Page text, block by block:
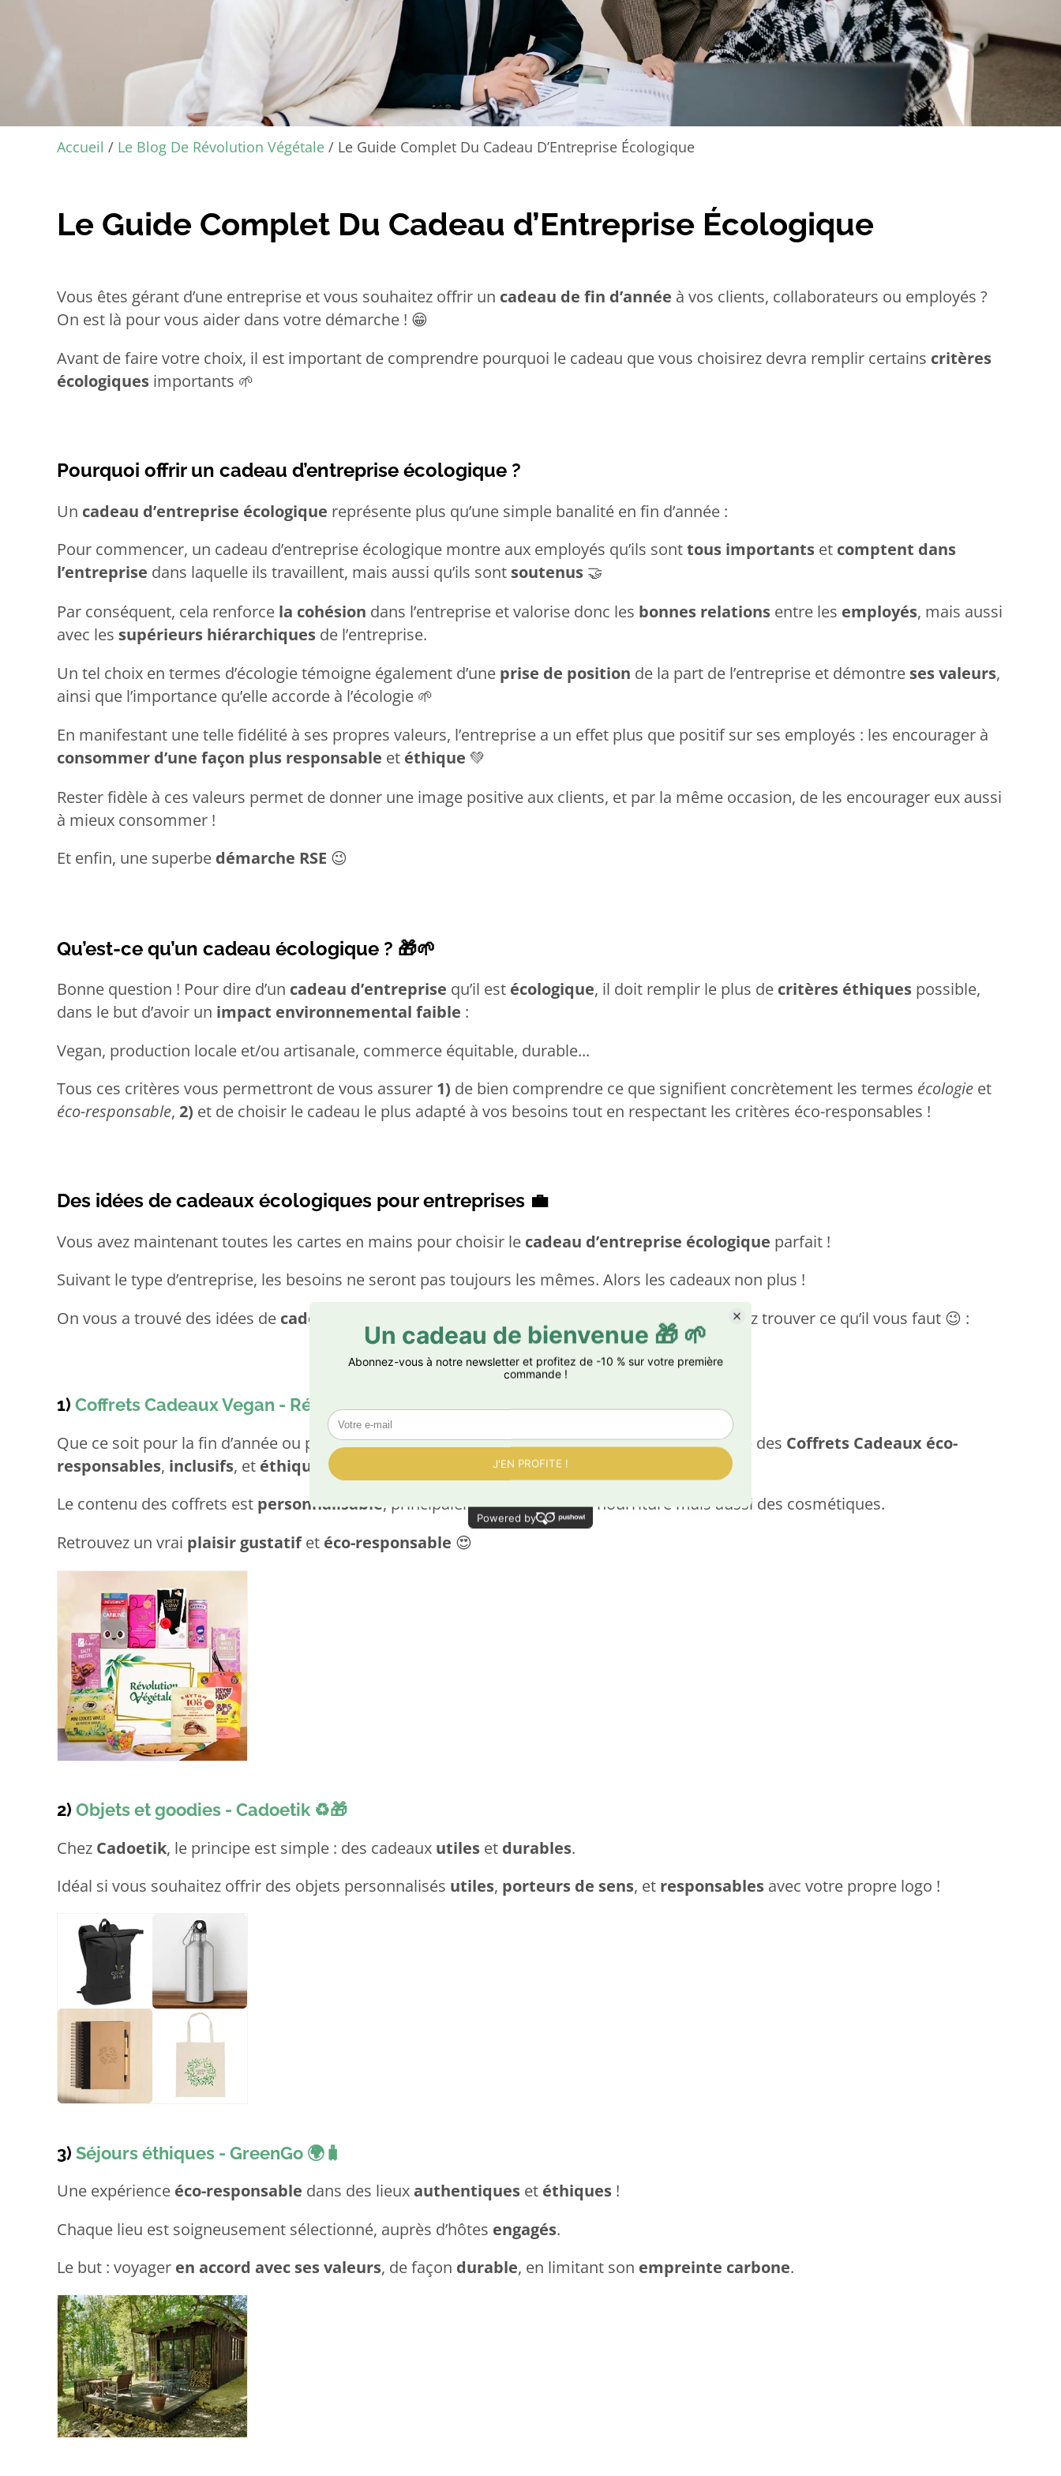
Accueil / Le Blog De Révolution Végétale / Le Guide Complet Du Cadeau D’Entreprise Écologique
Le Guide Complet Du Cadeau d’Entreprise Écologique
Vous êtes gérant d’une entreprise et vous souhaitez offrir un cadeau de fin d’année à vos clients, collaborateurs ou employés ?
On est là pour vous aider dans votre démarche ! 😁
Avant de faire votre choix, il est important de comprendre pourquoi le cadeau que vous choisirez devra remplir certains critères
écologiques importants 🌱
Pourquoi offrir un cadeau d’entreprise écologique ?
Un cadeau d’entreprise écologique représente plus qu’une simple banalité en fin d’année :
Pour commencer, un cadeau d’entreprise écologique montre aux employés qu’ils sonttous importants et comptent dans
l’entreprise dans laquelle ils travaillent, mais aussi qu’ils sont soutenus 🤝
Par conséquent, cela renforce la cohésion dans l’entreprise et valorise donc les bonnes relations entre les employés, mais aussi
avec les supérieurs hiérarchiques de l’entreprise.
Un tel choix en termes d’écologie témoigne également d’une prise de position de la part de l’entreprise et démontre ses valeurs,
ainsi que l’importance qu’elle accorde à l’écologie 🌱
En manifestant une telle fidélité à ses propres valeurs, l’entreprise a un effet plus que positif sur ses employés : les encourager à
consommer d’une façon plus responsable et éthique 💚
Rester fidèle à ces valeurs permet de donner une image positive aux clients, et par la même occasion, de les encourager eux aussi
à mieux consommer !
Et enfin, une superbe démarche RSE 😉
Qu’est-ce qu’un cadeau écologique ? 🎁🌱
Bonne question ! Pour dire d’un cadeau d’entreprise qu’il est écologique, il doit remplir le plus de critères éthiques possible,
dans le but d’avoir un impact environnemental faible :
Vegan, production locale et/ou artisanale, commerce équitable, durable...
Tous ces critères vous permettront de vous assurer 1) de bien comprendre ce que signifient concrètement les termes écologie et
éco-responsable, 2) et de choisir le cadeau le plus adapté à vos besoins tout en respectant les critères éco-responsables !
Des idées de cadeaux écologiques pour entreprises 💼
Vous avez maintenant toutes les cartes en mains pour choisir le cadeau d’entreprise écologique parfait !
Suivant le type d’entreprise, les besoins ne seront pas toujours les mêmes. Alors les cadeaux non plus !
On vous a trouvé des idées de cadeaux d’entreprise écologiques , parmi lesquels vous pourrez trouver ce qu’il vous faut 😉 :
1) Coffrets Cadeaux Vegan - Révolution Végétale🎁🌱
Que ce soit pour la fin d’année ou pour vos clients, chezRévolution Végétale, on vous propose des Coffrets Cadeaux éco-
responsables, inclusifs, et éthiques!
Le contenu des coffrets est personnalisable, principalement autour de la nourriture mais aussi des cosmétiques.
Retrouvez un vrai plaisir gustatifet éco-responsable 😍
2) Objets et goodies - Cadoetik ♻️🎁
Chez Cadoetik, le principe est simple : des cadeaux utiles et durables.
Idéal si vous souhaitez offrir des objets personnalisés utiles, porteurs de sens, et responsables avec votre propre logo !
3) Séjours éthiques - GreenGo 🌍🧳
Une expérience éco-responsable dans des lieux authentiques et éthiques !
Chaque lieu est soigneusement sélectionné, auprès d’hôtes engagés.
Le but : voyager en accord avec ses valeurs, de façon durable, en limitant son empreinte carbone.